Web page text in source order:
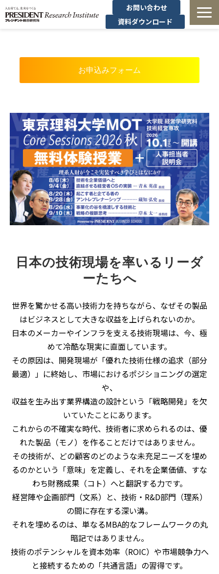
お問い合わせ
資料ダウンロード
導入事例・コラム
経営者の学び
経営支援
定額制オンデマンド研修
お申込みフォーム
日本の技術現場を率いるリーダ
ーたちへ
世界を驚かせる高い技術力を持ちながら、なぜその製品
はビジネスとして大きな収益を上げられないのか。
日本のメーカーやインフラを支える技術現場は、今、極
めて冷酷な現実に直面しています。
その原因は、開発現場が「優れた技術仕様の追求（部分
最適）」に終始し、市場におけるポジショニングの選定
や、
収益を生み出す業界構造の設計という「戦略開発」を欠
いていたことにあります。
これからの不確実な時代、技術者に求められるのは、優
れた製品（モノ）を作ることだけではありません。
その技術が、どの顧客のどのような未充足ニーズを埋め
るのかという「意味」を定義し、それを企業価値、すな
わち財務成果（コト）へと翻訳する力です。
経営陣や企画部門（文系）と、技術・R&D部門（理系）
の間に存在する深い溝。
それを埋めるのは、単なるMBA的なフレームワークの丸
暗記ではありません。
技術のポテンシャルを資本効率（ROIC）や市場競争力へ
と接続するための「共通言語」の習得です。